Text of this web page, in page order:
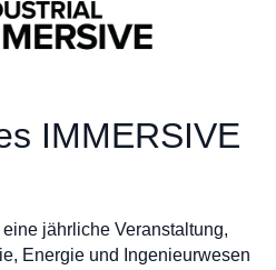
IMMERSIVE
jährliche Veranstaltung,
Energie und Ingenieurwesen